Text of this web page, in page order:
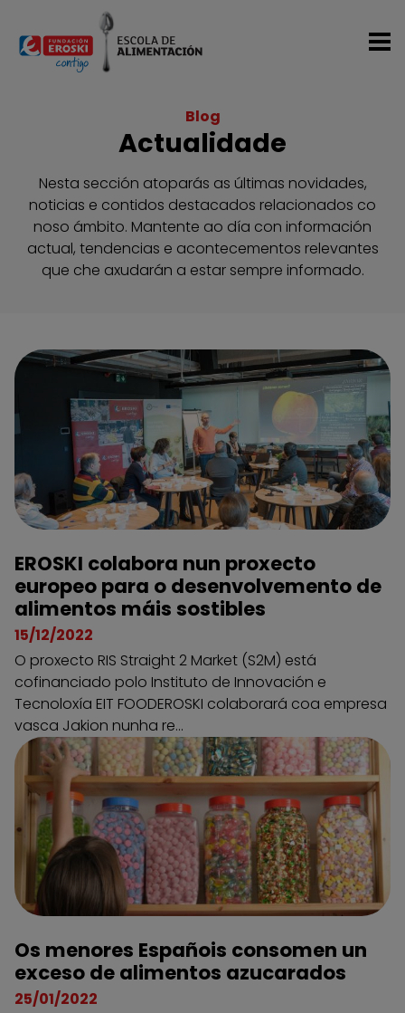
Ir o contido principal
Blog
Actualidade
Nesta sección atoparás as últimas novidades,
noticias e contidos destacados relacionados co
noso ámbito. Mantente ao día con información
actual, tendencias e acontecementos relevantes
que che axudarán a estar sempre informado.
EROSKI colabora nun proxecto
europeo para o desenvolvemento de
alimentos máis sostibles
15/12/2022
O proxecto RIS Straight 2 Market (S2M) está
cofinanciado polo Instituto de Innovación e
Tecnoloxía EIT FOODEROSKI colaborará coa empresa
vasca Jakion nunha re...
Os menores Españois consomen un
exceso de alimentos azucarados
25/01/2022